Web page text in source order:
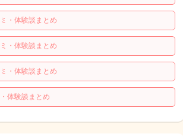
・体験談まとめ
・体験談まとめ
・体験談まとめ
体験談まとめ